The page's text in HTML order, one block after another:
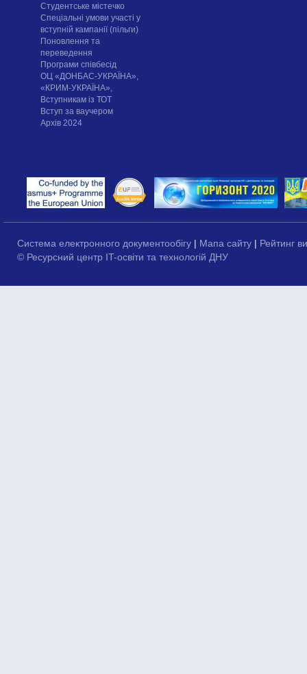
Cтудентське містечко
Спеціальні умови участі у
вступній кампанії (пільги)
Поновлення та
переведення
Програми співбесід
ОЦ «ДОНБАС-УКРАЇНА»,
«КРИМ-УКРАЇНА»,
Вступникам із ТОТ
Вступ за ваучером
Архів 2024
Система електронного документообігу | Мапа сайту | Рейтинг
© Ресурсний центр IT-освіти та технологій ДНУ